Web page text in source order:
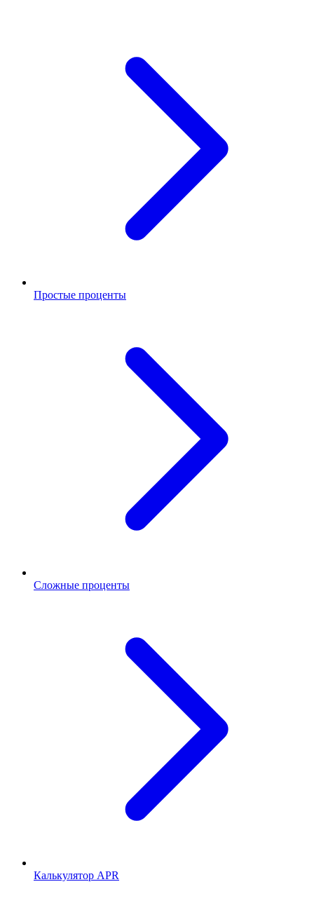
Простые проценты
Сложные проценты
Калькулятор APR